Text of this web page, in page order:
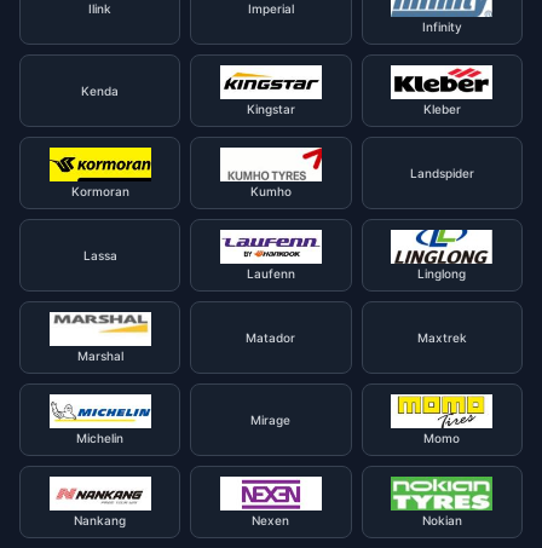
Ilink
Imperial
Infinity
Kenda
Kingstar
Kleber
Kormoran Kumho
Landspider
Lassa
Laufenn
Linglong
Marshal
Matador Maxtrek
Michelin
Mirage
Momo
Nankang Nexen Nokian